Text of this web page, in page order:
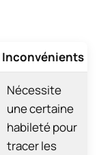
Inconvénients
Nécessite
une certaine
habileté pour
tracer les